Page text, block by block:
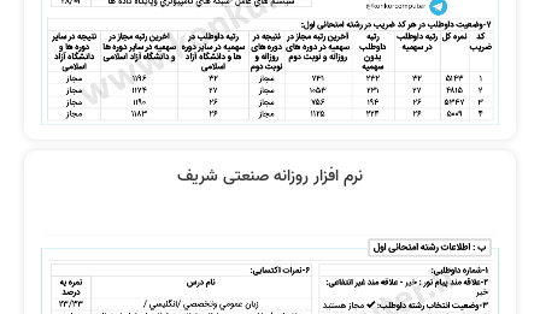
با پایه ضعیف هم فیلم ها را متوجه
می شوید
فیلم ها خیلی به من کمک کرد
همه دروس را از کافه تدریس گرفتم
نرم افزار روزانه صنعتی شریف